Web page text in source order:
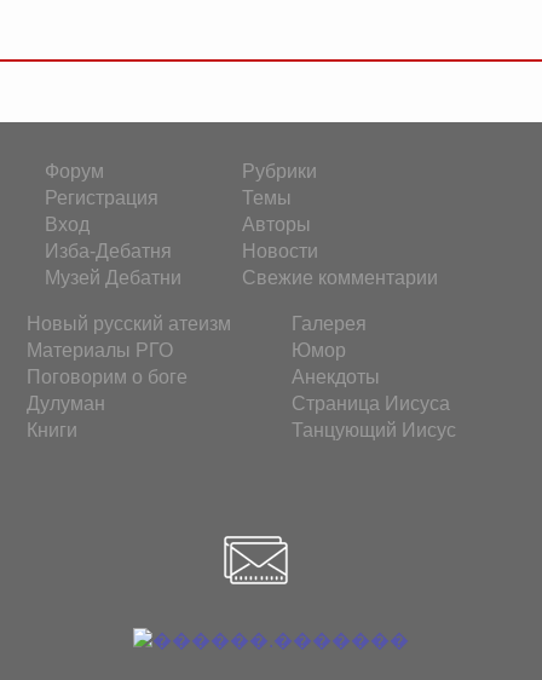
Форум
Регистрация
Вход
Изба-Дебатня
Музей Дебатни
Рубрики
Темы
Авторы
Новости
Свежие комментарии
Новый русский атеизм
Материалы РГО
Поговорим о боге
Дулуман
Книги
Галерея
Юмор
Анекдоты
Страница Иисуса
Танцующий Иисус